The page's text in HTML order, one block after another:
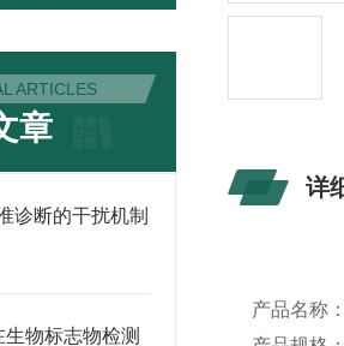
ARTICLES
章
诊断的干扰机制
生物标志物检测
详
产品名称